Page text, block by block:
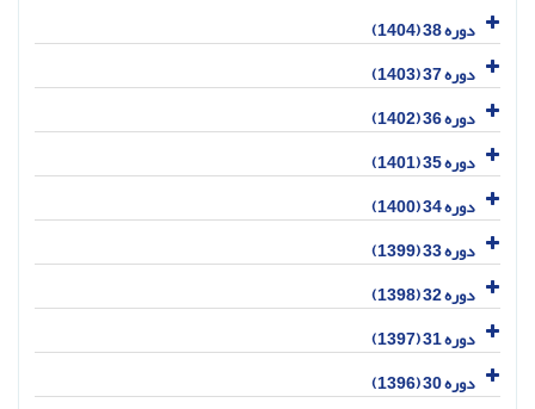
دوره 38 (1404)
دوره 37 (1403)
دوره 36 (1402)
دوره 35 (1401)
دوره 34 (1400)
دوره 33 (1399)
دوره 32 (1398)
دوره 31 (1397)
دوره 30 (1396)